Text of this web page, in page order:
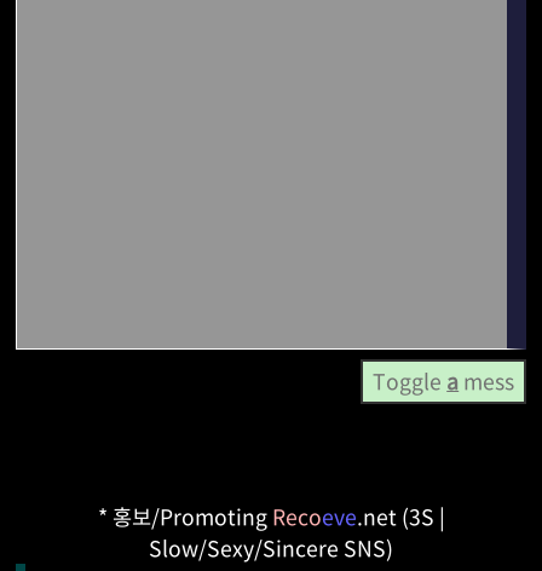
Toggle amess
* 홍보/PromotingRecoeve.net (3S |
Slow/Sexy/Sincere SNS)